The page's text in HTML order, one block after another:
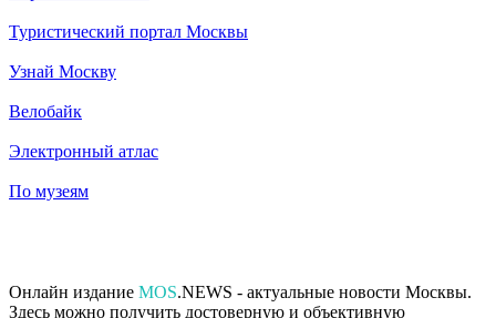
Туристический портал Москвы
Узнай Москву
Велобайк
Электронный атлас
По музеям
Онлайн издание MOS.NEWS - актуальные новости Москвы.
Здесь можно получить достоверную и объективную